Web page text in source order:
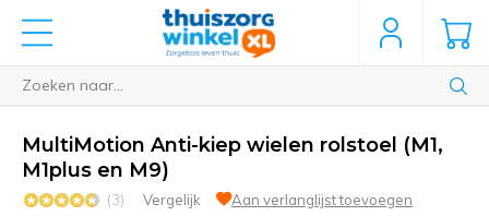
MultiMotion Anti-kiep wielen rolstoel (M1,
M1plus en M9)
(3) Vergelijk Aan verlanglijst toevoegen